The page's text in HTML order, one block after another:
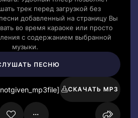
трек перед загрузкой без
добавленный на страницу Вы
во время караоке или просто
с содержанием выбранной
музыки.
ПЕСНЮ
СКАЧАТЬ MP3